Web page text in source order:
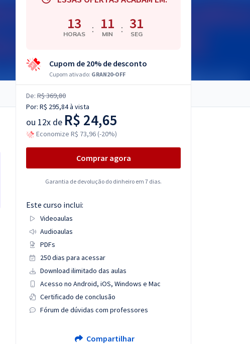
13
HORAS : 11
MIN : 30
SEG
Cupom de 20% de desconto
Cupom ativado: GRAN20-OFF
De: R$ 369,80
Por: R$ 295,84à vista
ou 12x de R$ 24,65
Economize R$ 73,96 (-20%)
Comprar agora
Garantia de devolução do dinheiro em 7 dias.
Este curso inclui:
Videoaulas
Audioaulas
PDFs
250 dias para acessar
Download ilimitado das aulas
Acesso no Android, iOS, Windows e Mac
Certificado de conclusão
Fórum de dúvidas com professores
Compartilhar